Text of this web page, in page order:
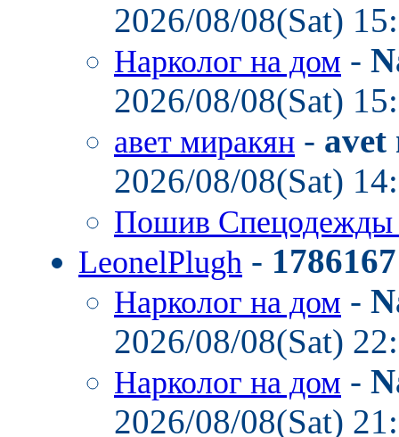
2026/08/08(Sat)
Нарколог на дом -
2026/08/08(Sat)
авет миракян - avet
2026/08/08(Sat)
Пошив
LeonelPlugh -
Нарколог на дом -
2026/08/08(Sat)
Нарколог на дом -
2026/08/08(Sat)